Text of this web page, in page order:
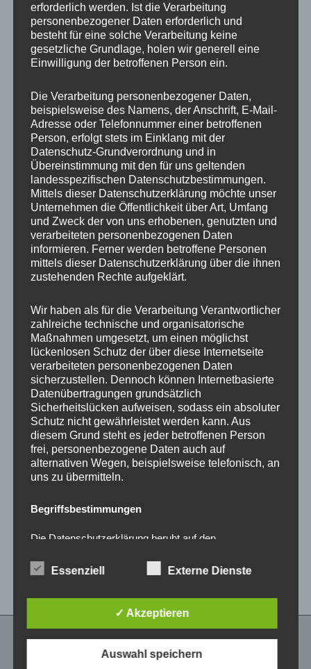
Ähnliche Produkte
CONCAVER CVR1
19×8,5 ET35 5×112
Carbon Graphite
450,00€ *
0
von
CONCAVER CVR1
19×8,5 ET40 5×112
Platinum Black
450,00 € *
0
von
5
CONCAVER CVR1
19×8,5 ET45 5×112
450,00€ *
Bewertet
von
5
CONCAVER CVR1
Bewertet
von
5
RECHTLICHES
erforderlich werden. Ist die Verarbeitung
personenbezogener Daten erforderlich und
besteht für eine solche Verarbeitung keine
gesetzliche Grundlage, holen wir generell eine
Einwilligung der betroffenen Person ein.
Die Verarbeitung personenbezogener Daten,
beispielsweise des Namens, der Anschrift, E-Mail-
Adresse oder Telefonnummer einer betroffenen
Person, erfolgt stets im Einklang mit der
Datenschutz-Grundverordnung und in
Übereinstimmung mit den für uns geltenden
landesspezifischen Datenschutzbestimmungen.
Mittels dieser Datenschutzerklärung möchte unser
Unternehmen die Öffentlichkeit über Art, Umfang
und Zweck der von uns erhobenen, genutzten und
verarbeiteten personenbezogenen Daten
informieren. Ferner werden betroffene Personen
mittels dieser Datenschutzerklärung über die ihnen
zustehenden Rechte aufgeklärt.
Wir haben als für die Verarbeitung Verantwortlicher
zahlreiche technische und organisatorische
Maßnahmen umgesetzt, um einen möglichst
lückenlosen Schutz der über diese Internetseite
verarbeiteten personenbezogenen Daten
sicherzustellen. Dennoch können Internetbasierte
Datenübertragungen grundsätzlich
Sicherheitslücken aufweisen, sodass ein absoluter
Schutz nicht gewährleistet werden kann. Aus
diesem Grund steht es jeder betroffenen Person
frei, personenbezogene Daten auch auf
alternativen Wegen, beispielsweise telefonisch, an
uns zu übermitteln.
Begriffsbestimmungen
Die Datenschutzerklärung beruht auf den
Richtlinien- und Verordnungsgeber beim Erlass der
Datenschutz-Grundverordnung (DS-GVO) verwendet
Um dies zu gewährleisten, möchten wir vorab die
verwendeten Begrifflichkeiten erläutern.
Wir verwenden in dieser Datenschutzerklärung
Essenziell Externe Dienste
✓ Akzeptieren
Auswahl speichern